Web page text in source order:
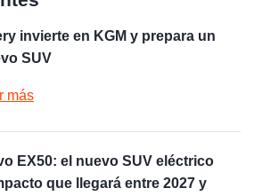
invierte en KGM y prepara un
SUV
más
EX50: el nuevo SUV eléctrico
que llegará entre 2027 y